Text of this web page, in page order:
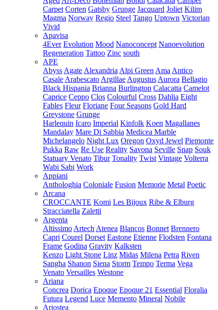
Carpet Corten Gatsby Grunge Jacquard Joliet Kilim
Magma Norway Regio Steel Tango Uptown Victorian
Vivid
Apavisa
4Ever Evolution Mood Nanoconcept Nanoevolution
Regeneration Tattoo Zinc south
APE
Abyss Agate Alexandria Alpi Green Ama Antico
Casale Arabescato Argillae Augustus Aurora Bellagio
Black Hispania Brianna Burlington Calacatta Camelot
Caprice Ceppo Clos Colourful Cross Dahlia Eight
Fables Fleur Floriane Four Seasons Gold Hard
Greystone Grunge
Harlequin Icaro Imperial Kinfolk Koen Magallanes
Mandalay Mare Di Sabbia Medicea Marble
Michelangelo Night Lux Oregon Oxyd Jewel Piemonte
Pukka Raw Re Use Reality Savona Seville Snap Souk
Statuary Venato Tibur Tonality Twist Vintage Volterra
Wabi Sabi Work
Appiani
Anthologhia Coloniale Fusion Memorie Metal Poetic
Arcana
CROCCANTE Komi Les Bijoux Ribe & Elburg
Stracciatella Zaletti
Argenta
Altissimo Artech Atenea Blancos Bonnet Brennero
Capri Courel Dorset Eastone Etienne Flodsten Fontana
Frame Godina Gravity Kalksten
Kenzo Light Stone Linz Midas Milena Petra Riven
Sangha Shanon Siena Storm Tempo Terma Vega
Venato Versailles Westone
Ariana
Concrea Dorica Epoque Epoque 21 Essential Floralia
Futura Legend Luce Memento Mineral Nobile
Ariostea